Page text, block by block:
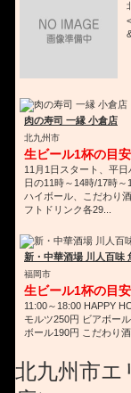
肉の寿司 一縁 小倉店
北九州市
生ビール1杯の目
11月1日スタート、平
日の11時～14時/17時～
ハイボール、こだわり
フトドリンク各29...
新・中華酒場 川人百味
福岡市
生ビール1杯の目
11:00～18:00 HAPPY
モルツ250円 ビアボー
ボール190円 こだわり
北九州市エ